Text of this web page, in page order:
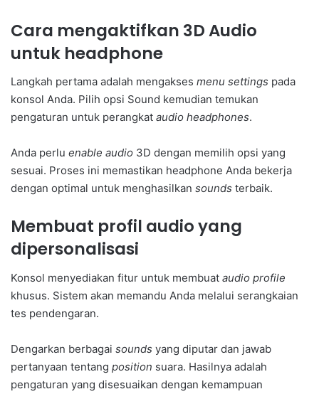
Cara mengaktifkan 3D Audio
untuk headphone
Langkah pertama adalah mengakses menu settings pada
konsol Anda. Pilih opsi Sound kemudian temukan
pengaturan untuk perangkat audio headphones.
Anda perlu enable audio 3D dengan memilih opsi yang
sesuai. Proses ini memastikan headphone Anda bekerja
dengan optimal untuk menghasilkan sounds terbaik.
Membuat profil audio yang
dipersonalisasi
Konsol menyediakan fitur untuk membuat audio profile
khusus. Sistem akan memandu Anda melalui serangkaian
tes pendengaran.
Dengarkan berbagai sounds yang diputar dan jawab
pertanyaan tentang position suara. Hasilnya adalah
pengaturan yang disesuaikan dengan kemampuan